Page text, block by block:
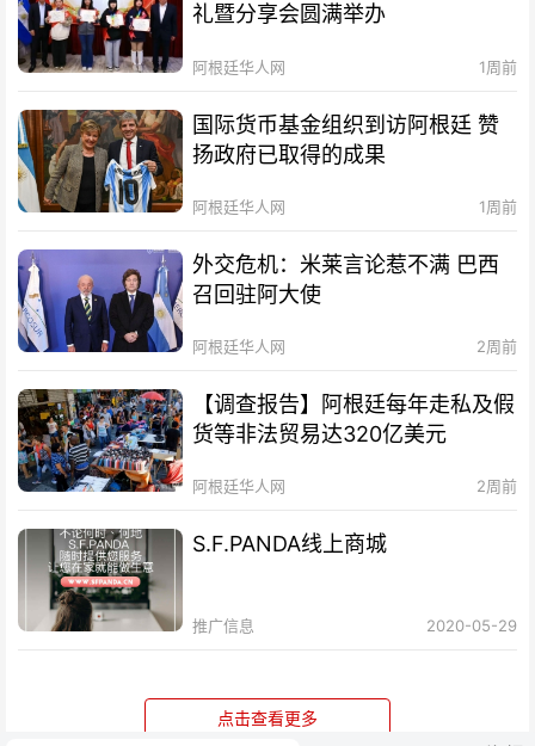
礼暨分享会圆满举办
阿根廷华人网 1周前
国际货币基金组织到访阿根廷 赞
扬政府已取得的成果
阿根廷华人网 1周前
外交危机：米莱言论惹不满 巴西
召回驻阿大使
阿根廷华人网 2周前
【调查报告】阿根廷每年走私及假
货等非法贸易达320亿美元
阿根廷华人网 2周前
S.F.PANDA线上商城
推广信息 2020-05-29
点击查看更多